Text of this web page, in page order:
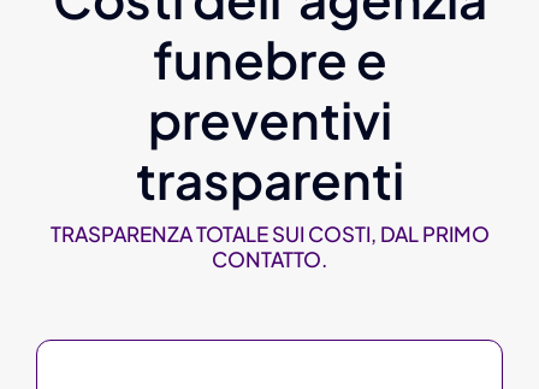
funebre e
preventivi
trasparenti
TRASPARENZA TOTALE SUI COSTI, DAL PRIMO
CONTATTO.